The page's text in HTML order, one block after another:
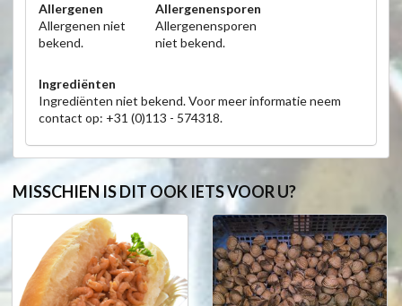
Allergenen
Allergenen niet
bekend.
Allergenensporen
Allergenensporen
niet bekend.
Ingrediënten
Ingrediënten niet bekend. Voor meer informatie neem
contact op: +31 (0)113 - 574318.
MISSCHIEN IS DIT OOK IETS VOOR U?